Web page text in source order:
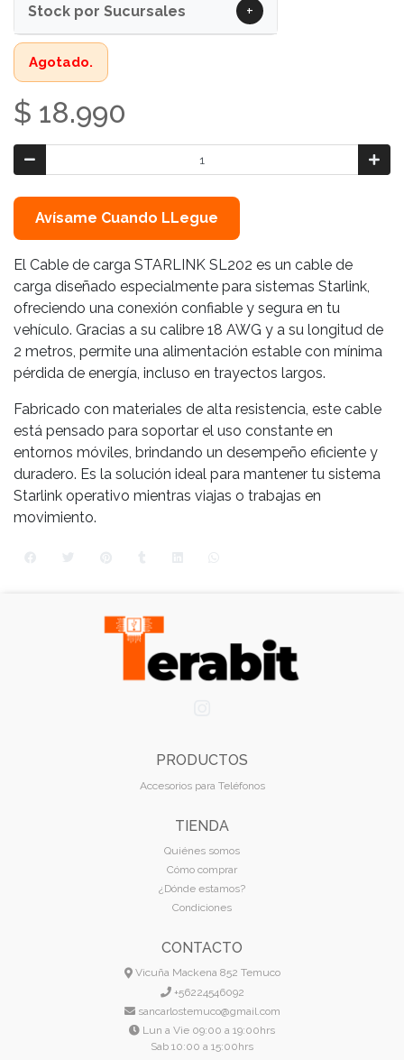
Stock por Sucursales +
Agotado.
$ 18.990
Avísame Cuando LLegue
El Cable de carga STARLINK SL202 es un cable de
carga diseñado especialmente para sistemas Starlink,
ofreciendo una conexión confiable y segura en tu
vehículo. Gracias a su calibre 18 AWG y a su longitud de
2 metros, permite una alimentación estable con mínima
pérdida de energía, incluso en trayectos largos.
Fabricado con materiales de alta resistencia, este cable
está pensado para soportar el uso constante en
entornos móviles, brindando un desempeño eficiente y
duradero. Es la solución ideal para mantener tu sistema
Starlink operativo mientras viajas o trabajas en
movimiento.
PRODUCTOS
Accesorios para Teléfonos
TIENDA
Quiénes somos
Cómo comprar
¿Dónde estamos?
Condiciones
CONTACTO
Vicuña Mackena 852 Temuco
+56224546092
sancarlostemuco@gmail.com
Lun a Vie 09:00 a 19:00hrs
Sab 10:00 a 15:00hrs